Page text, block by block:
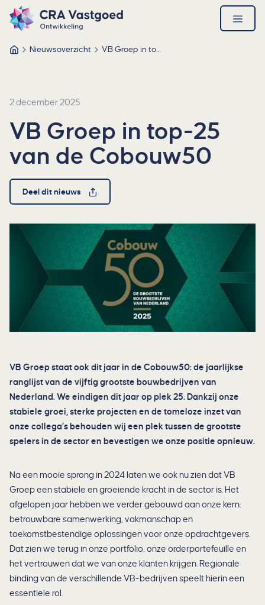
Ga direct naar de inhoud
Direct naar de footer
CRA Vastgoed – Ga naar homepage
open
menu
CRA Vastgoed
Nieuwsoverzicht VB Groep in top-25 van de Cobouw50
VB Groep in top-25
van de Cobouw50
Deel dit nieuws
2 december 2025
VB Groep staat ook dit jaar in de Cobouw50: de jaarlijkse
ranglijst van de vijftig grootste bouwbedrijven van
Nederland. We eindigen dit jaar op plek 25. Dankzij onze
stabiele groei, sterke projecten en de tomeloze inzet van
onze collega’s behouden wij een plek tussen de grootste
spelers in de sector en bevestigen we onze positie opnieuw.
Na een mooie sprong in 2024 laten we ook nu zien dat VB
Groep een stabiele en groeiende kracht in de sector is. Het
afgelopen jaar hebben we verder gebouwd aan onze kern:
betrouwbare samenwerking, vakmanschap en
toekomstbestendige oplossingen voor onze opdrachtgevers.
Dat zien we terug in onze portfolio, onze orderportefeuille en
het vertrouwen dat we van onze klanten krijgen. Regionale
binding van de verschillende VB-bedrijven speelt hierin een
essentiële rol.